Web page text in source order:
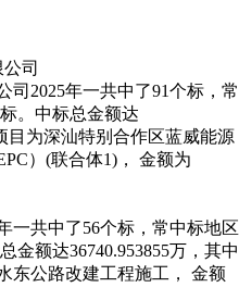
司
司2025年一共中了91个标，常
。中标总金额达
目为深汕特别合作区蓝威能源
）(联合体1)， 金额为
一共中了56个标，常中标地区
金额达36740.953855万，其中
东公路改建工程施工， 金额